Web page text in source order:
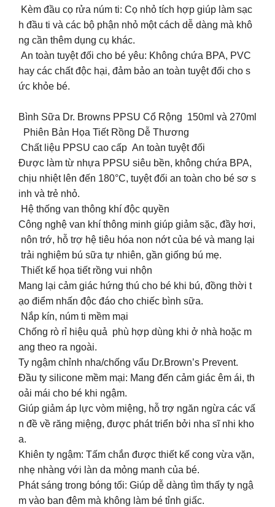
Kèm đầu cọ rửa núm ti: Cọ nhỏ tích hợp giúp làm sạc
h đầu ti và các bộ phận nhỏ một cách dễ dàng mà khô
ng cần thêm dụng cụ khác.
An toàn tuyệt đối cho bé yêu: Không chứa BPA, PVC
hay các chất độc hại, đảm bảo an toàn tuyệt đối cho s
ức khỏe bé.
Bình Sữa Dr. Browns PPSU Cổ Rộng 150ml và 270ml
Phiên Bản Họa Tiết Rồng Dễ Thương
Chất liệu PPSU cao cấp An toàn tuyệt đối
Được làm từ nhựa PPSU siêu bền, không chứa BPA,
chịu nhiệt lên đến 180°C, tuyệt đối an toàn cho bé sơ s
inh và trẻ nhỏ.
️ Hệ thống van thông khí độc quyền
Công nghệ van khí thông minh giúp giảm sặc, đầy hơi,
nôn trớ, hỗ trợ hệ tiêu hóa non nớt của bé và mang lại
trải nghiệm bú sữa tự nhiên, gần giống bú mẹ.
Thiết kế họa tiết rồng vui nhộn
Mang lại cảm giác hứng thú cho bé khi bú, đồng thời t
ạo điểm nhấn độc đáo cho chiếc bình sữa.
Nắp kín, núm ti mềm mại
Chống rò rỉ hiệu quả phù hợp dùng khi ở nhà hoặc m
ang theo ra ngoài.
Ty ngậm chỉnh nha/chống vẩu Dr.Brown’s Prevent.
Đầu ty silicone mềm mại: Mang đến cảm giác êm ái, th
oải mái cho bé khi ngậm.
Giúp giảm áp lực vòm miệng, hỗ trợ ngăn ngừa các vấ
n đề về răng miệng, được phát triển bởi nha sĩ nhi kho
a.
Khiên ty ngậm: Tấm chắn được thiết kế cong vừa vặn,
nhẹ nhàng với làn da mỏng manh của bé.
Phát sáng trong bóng tối: Giúp dễ dàng tìm thấy ty ngậ
m vào ban đêm mà không làm bé tỉnh giấc.